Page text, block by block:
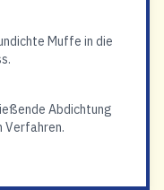
Muffe in die
Abdichtung
Verfahren.